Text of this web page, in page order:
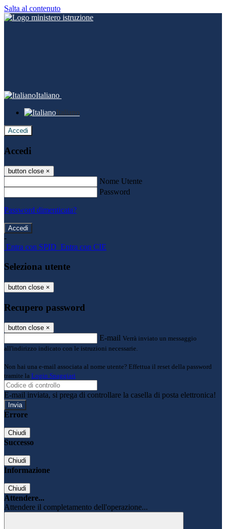
Salta al contenuto
Italiano
Italiano
Accedi
Accedi
button close ×
Nome Utente
Password
Password dimenticata?
-
Entra con SPID Entra con CIE
Seleziona utente
button close ×
Recupero password
button close ×
E-mail Verrà inviato un messaggio
all'indirizzo indicato con le istruzioni necessarie.
Non hai una e-mail associata al nome utente? Effettua il reset della password
tramite la Login Spaggiari
E-mail inviata, si prega di controllare la casella di posta elettronica!
Errore
Chiudi
Successo
Chiudi
Informazione
Chiudi
Attendere...
Attendere il completamento dell'operazione...